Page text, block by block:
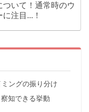
いて！通常時のウ
注目...！
ングの振り分け
知できる挙動